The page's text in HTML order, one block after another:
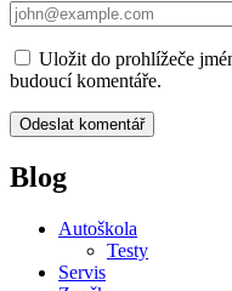
Uložit do prohlížeče
budoucí komentáře.
Blog
Autoškola
Testy
Servis